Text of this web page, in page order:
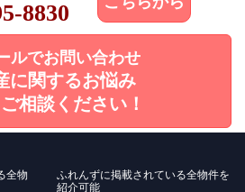
8830
ルでお問い合わせ
に関するお悩み
相談ください！
全物
ふれんずに掲載されている全物件を
紹介可能